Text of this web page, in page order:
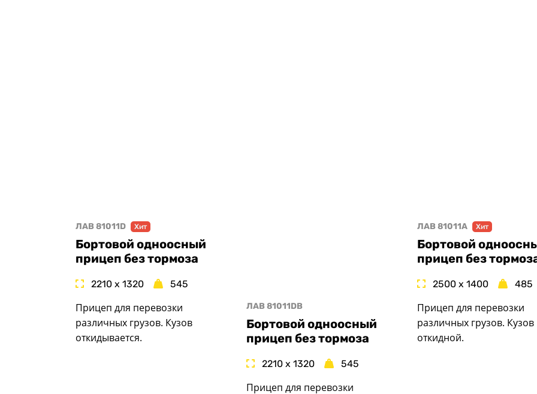
ЛАВ 81011D Хит
Бортовой одноосный
прицеп без тормоза
2210 x 1320 545
Прицеп для перевозки
различных грузов. Кузов
откидывается.
ЛАВ 81011DB
Бортовой одноосный
прицеп без тормоза
2210 x 1320 545
Прицеп для перевозки
ЛАВ 81011A Хит
Бортовой
прицеп без
2500 x 1400 485
Прицеп для перевозки
различных грузов. Кузов
откидной.